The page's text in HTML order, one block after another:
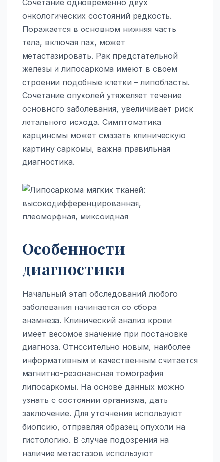
Сочетание одновременно двух
онкологических состояний редкость.
Поражается в основном нижняя часть
тела, включая пах, может
метастазировать. Рак предстательной
железы и липосаркома имеют в своем
строении подобные клетки – липобласты.
Сочетание опухолей утяжеляет течение
основного заболевания, увеличивает риск
летального исхода. Симптоматика
карциномы может смазать клиническую
картину саркомы, важна правильная
диагностика.
Особенности
диагностики
Начальный этап обследований любого
заболевания начинается со сбора
анамнеза. Клинический анализ крови
имеет весомое значение при постановке
диагноза. Относительно новым, наиболее
информативным и качественным считается
магнитно-резонансная томография
липосаркомы. На основе данных можно
узнать о состоянии организма, дать
заключение. Для уточнения используют
биопсию, отправляя образец опухоли на
гистологию. В случае подозрения на
наличие метастазов используют